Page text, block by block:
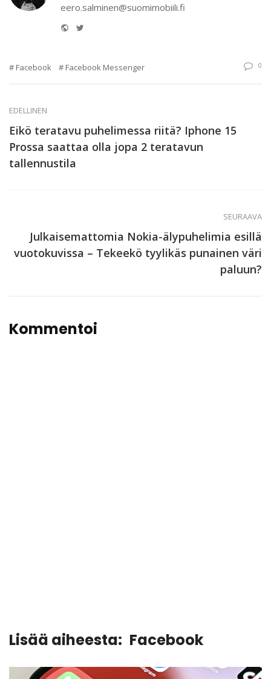
eero.salminen@suomimobiili.fi
Website
Facebook Facebook Messenger 0
EDELLINEN
Eikö teratavu puhelimessa riitä? Iphone 15
Prossa saattaa olla jopa 2 teratavun
tallennustila
SEURAAVA
Julkaisemattomia Nokia-älypuhelimia esillä
vuotokuvissa – Tekeekö tyylikäs punainen väri
paluun?
Kommentoi
Lisää aiheesta: Facebook